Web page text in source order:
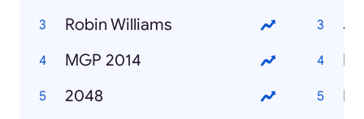
Robin Williams
MGP 2014
2048